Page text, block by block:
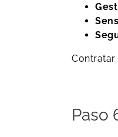
Contratar
Paso